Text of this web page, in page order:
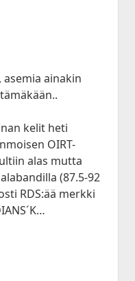
asemia ainakin
kelit heti
OIRT-
alas mutta
(87.5-92
RDS:ää merkki